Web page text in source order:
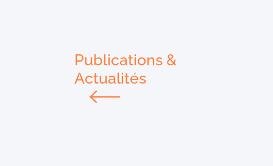
Publications &
Actualités